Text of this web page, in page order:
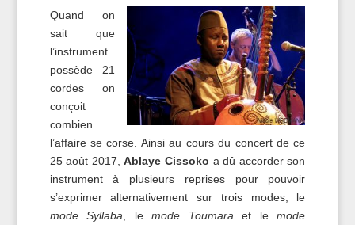
Quand on
sait que
l’instrument
possède 21
cordes on
conçoit
combien
l’affaire se corse. Ainsi au cours du concert de ce
25 août 2017,Ablaye Cissoko a dû accorder son
instrument à plusieurs reprises pour pouvoir
s’exprimer alternativement sur trois modes, le
mode Syllaba , lemode Toumara et lemode